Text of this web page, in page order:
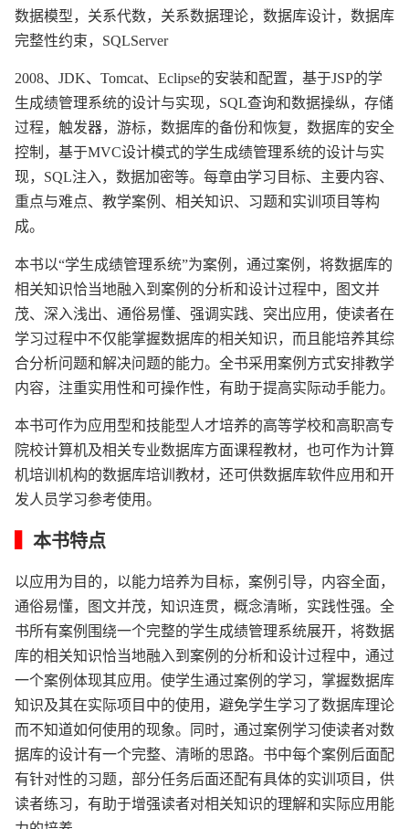
数据模型，关系代数，关系数据理论，数据库设计，数据库
完整性约束，SQLServer
2008、JDK、Tomcat、Eclipse的安装和配置，基于JSP的学
生成绩管理系统的设计与实现，SQL查询和数据操纵，存储
过程，触发器，游标，数据库的备份和恢复，数据库的安全
控制，基于MVC设计模式的学生成绩管理系统的设计与实
现，SQL注入，数据加密等。每章由学习目标、主要内容、
重点与难点、教学案例、相关知识、习题和实训项目等构
成。
本书以“学生成绩管理系统”为案例，通过案例，将数据库的
相关知识恰当地融入到案例的分析和设计过程中，图文并
茂、深入浅出、通俗易懂、强调实践、突出应用，使读者在
学习过程中不仅能掌握数据库的相关知识，而且能培养其综
合分析问题和解决问题的能力。全书采用案例方式安排教学
内容，注重实用性和可操作性，有助于提高实际动手能力。
本书可作为应用型和技能型人才培养的高等学校和高职高专
院校计算机及相关专业数据库方面课程教材，也可作为计算
机培训机构的数据库培训教材，还可供数据库软件应用和开
发人员学习参考使用。
本书特点
以应用为目的，以能力培养为目标，案例引导，内容全面，
通俗易懂，图文并茂，知识连贯，概念清晰，实践性强。全
书所有案例围绕一个完整的学生成绩管理系统展开，将数据
库的相关知识恰当地融入到案例的分析和设计过程中，通过
一个案例体现其应用。使学生通过案例的学习，掌握数据库
知识及其在实际项目中的使用，避免学生学习了数据库理论
而不知道如何使用的现象。同时，通过案例学习使读者对数
据库的设计有一个完整、清晰的思路。书中每个案例后面配
有针对性的习题，部分任务后面还配有具体的实训项目，供
读者练习，有助于增强读者对相关知识的理解和实际应用能